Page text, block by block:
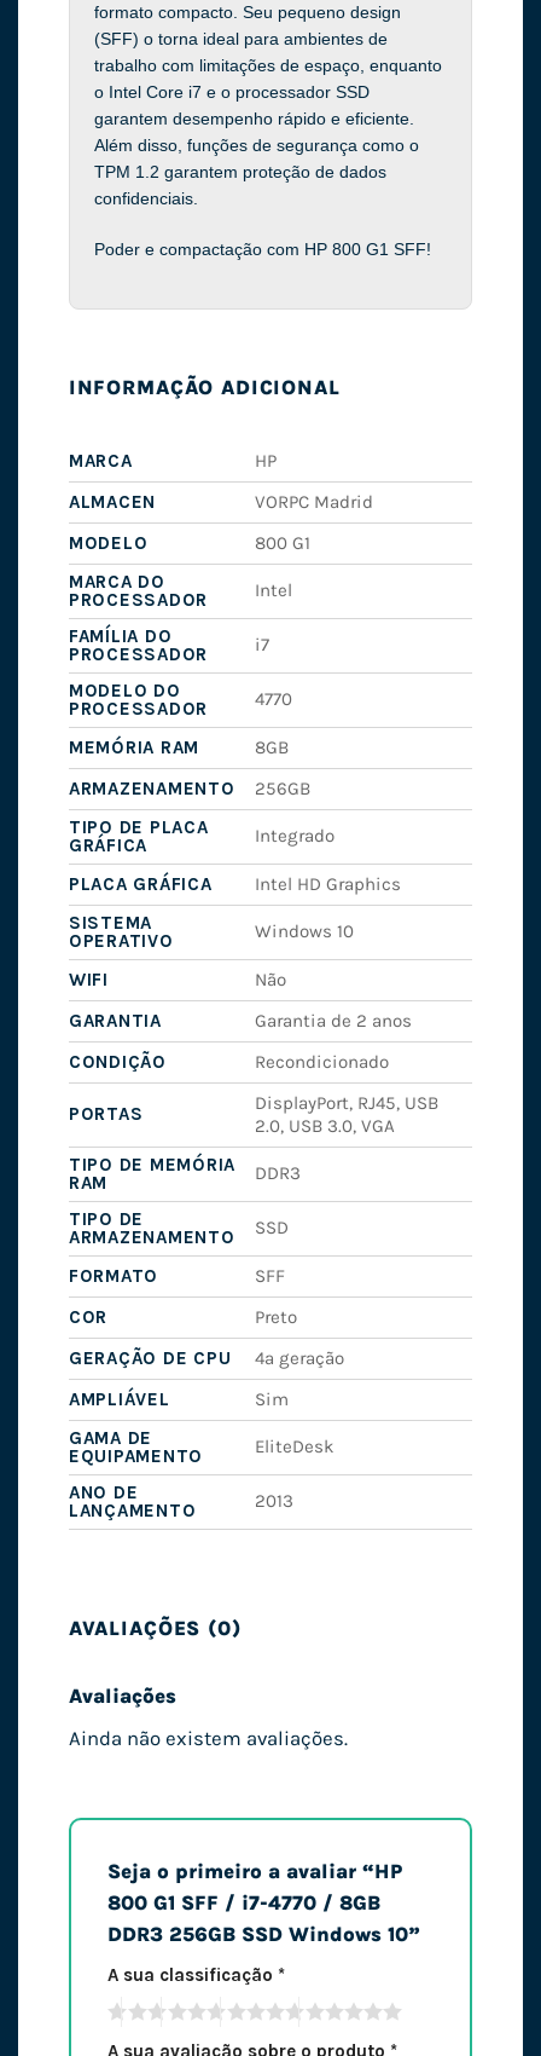
formato compacto. Seu pequeno design
(SFF) o torna ideal para ambientes de
trabalho com limitações de espaço, enquanto
o Intel Core i7 e o processador SSD
garantem desempenho rápido e eficiente.
Além disso, funções de segurança como o
TPM 1.2 garantem proteção de dados
confidenciais.
Poder e compactação com HP 800 G1 SFF!
INFORMAÇÃO ADICIONAL
MARCA
HP
ALMACEN
VORPC Madrid
MODELO
800 G1
MARCA DO
PROCESSADOR
Intel
FAMÍLIA DO
PROCESSADOR
i7
MODELO DO
PROCESSADOR
4770
MEMÓRIA RAM
8GB
ARMAZENAMENTO
256GB
TIPO DE PLACA
GRÁFICA
Integrado
PLACA GRÁFICA
Intel HD Graphics
SISTEMA
OPERATIVO
Windows 10
WIFI
Não
GARANTIA
Garantia de 2 anos
CONDIÇÃO
Recondicionado
PORTAS
DisplayPort, RJ45, USB
2.0, USB 3.0, VGA
TIPO DE MEMÓRIA
RAM
DDR3
TIPO DE
ARMAZENAMENTO
SSD
FORMATO
SFF
COR
Preto
GERAÇÃO DE CPU
4ª geração
AMPLIÁVEL
Sim
GAMA DE
EQUIPAMENTO
EliteDesk
ANO DE
LANÇAMENTO
2013
AVALIAÇÕES (0)
Avaliações
Ainda não existem avaliações.
Seja o primeiro a avaliar “HP
800 G1 SFF / i7-4770 / 8GB
DDR3 256GB SSD Windows 10”
A sua classificação *
A sua avaliação sobre o produto *